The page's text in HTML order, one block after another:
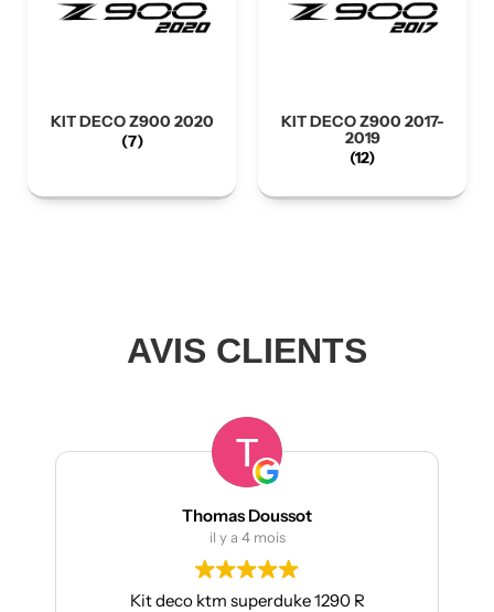
KIT DECO Z900 2020
(7)
KIT DECO Z900 2017-
2019
(12)
AVIS CLIENTS
Thomas Doussot
il y a 4 mois
Kit deco ktm superduke 1290 R